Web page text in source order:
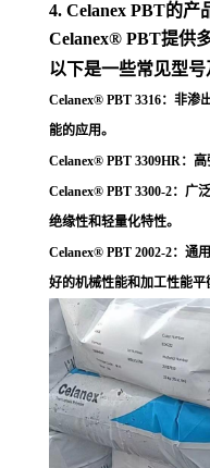
4. Celanex PBT的产
Celanex® PBT提供
以下是一些常见型号
Celanex® PBT 3316：非渗
能的应用。
Celanex® PBT 3309HR：
Celanex® PBT 3300-2：广
绝缘性和轻量化特性。
Celanex® PBT 2002-2：通
好的机械性能和加工性能平